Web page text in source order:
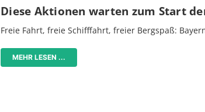
Diese Aktionen warten zum Start
Freie Fahrt, freie Schifffahrt, freier Bergspaß:
MEHR LESEN ...